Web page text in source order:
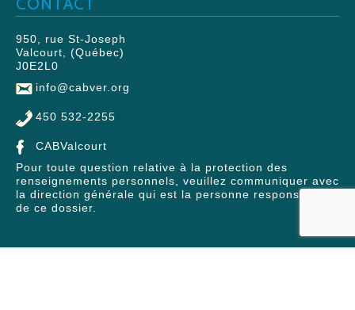
950, rue St-Joseph
Valcourt, (Québec)
J0E2L0
info@cabver.org
450 532-2255
CABValcourt
Pour toute question relative à la protection des
renseignements personnels, veuillez communiquer avec
la direction générale qui est la personne responsable
de ce dossier.